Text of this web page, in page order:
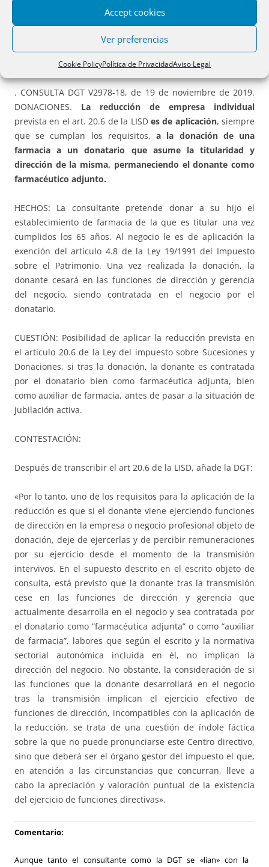
Accept cookies
Ver preferencias
Cookie PolicyPolítica de PrivacidadAviso Legal
PARTE SEGUNDA: JURISPRUDENCIA
A) IMPUESTO DE SUCESIONES.
. CONSULTA DGT V2978-18, de 19 de noviembre de 2019.
DONACIONES. La reducción de empresa individual
prevista en el art. 20.6 de la LISD es de aplicación, siempre
que se cumplan los requisitos,a la donación de una
farmacia a un donatario que asume la titularidad y
dirección de la misma, permaneciendo el donante como
farmacéutico adjunto.
HECHOS: La consultante pretende donar a su hijo el
establecimiento de farmacia de la que es titular una vez
cumplidos los 65 años. Al negocio le es de aplicación la
exención del artículo 4.8 de la Ley 19/1991 del Impuesto
sobre el Patrimonio. Una vez realizada la donación, la
donante cesará en las funciones de dirección y gerencia
del negocio, siendo contratada en el negocio por el
donatario.
CUESTIÓN: Posibilidad de aplicar la reducción prevista en
el artículo 20.6 de la Ley del impuesto sobre Sucesiones y
Donaciones, si tras la donación, la donante es contratada
por el donatario bien como farmacéutica adjunta, bien
como auxiliar de farmacia, antes de pasar a la situación de
jubilación activa.
CONTESTACIÓN:
Después de transcribir el art 20.6 de la LISD, añade la DGT:
«Por lo tanto, uno de los requisitos para la aplicación de la
reducción es que si el donante viene ejerciendo funciones
de dirección en la empresa o negocio profesional objeto de
donación, deje de ejercerlas y de percibir remuneraciones
por su ejercicio desde el momento de la transmisión
intervivos. En el supuesto descrito en el escrito objeto de
consulta, está previsto que la donante tras la transmisión
cese en las funciones de dirección y gerencia que
actualmente desarrolla en el negocio y sea contratada por
el donatario como “farmacéutica adjunta” o como “auxiliar
de farmacia”, labores que según el escrito y la normativa
sectorial autonómica incluida en él, no implican la
dirección del negocio. No obstante, la consideración de si
las funciones que la donante desarrollará en el negocio
tras la transmisión implican el ejercicio efectivo de
funciones de dirección, incompatibles con la aplicación de
la reducción, se trata de una cuestión de índole fáctica
sobre la que no puede pronunciarse este Centro directivo,
sino que deberá ser el órgano gestor del impuesto el que,
en atención a las circunstancias que concurran, lleve a
cabo la apreciación y valoración puntual de la existencia
del ejercicio de funciones directivas».
Comentario:
Aunque tanto el consultante como la DGT se «lían» con la